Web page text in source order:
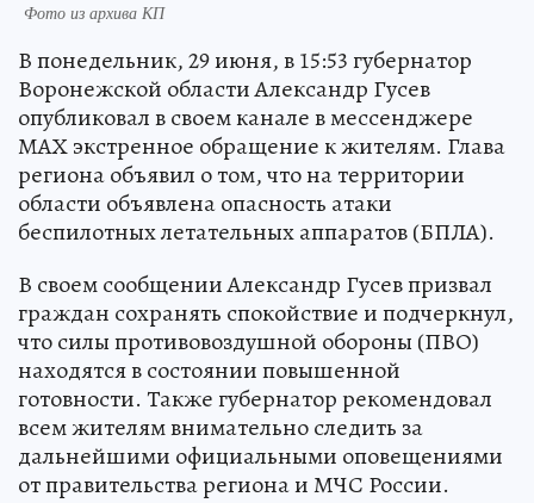
Фото из архива КП
В понедельник, 29 июня, в 15:53 губернатор
Воронежской области Александр Гусев
опубликовал в своем канале в мессенджере
МАХ экстренное обращение к жителям. Глава
региона объявил о том, что на территории
области объявлена опасность атаки
беспилотных летательных аппаратов (БПЛА).
В своем сообщении Александр Гусев призвал
граждан сохранять спокойствие и подчеркнул,
что силы противовоздушной обороны (ПВО)
находятся в состоянии повышенной
готовности. Также губернатор рекомендовал
всем жителям внимательно следить за
дальнейшими официальными оповещениями
от правительства региона и МЧС России.